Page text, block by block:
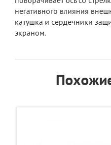
негативного влияния
катушка и сердечники
экраном.